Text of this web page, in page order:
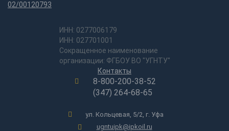
02/00120793
ИНН: 0277006179
ИНН: 027701001
Сокращенное наименование
организации: ФГБОУ ВО "УГНТУ"
Контакты
8-800-200-38-52
(347) 264-68-65
ул. Кольцевая, 5/2, г. Уфа
ugntuipk@ipkoil.ru